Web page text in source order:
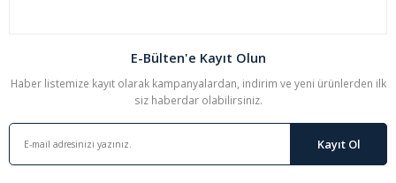
E-Bülten'e Kayıt Olun
Haber listemize kayıt olarak kampanyalardan, indirim ve yeni ürünlerden ilk
siz haberdar olabilirsiniz.
Kayıt Ol